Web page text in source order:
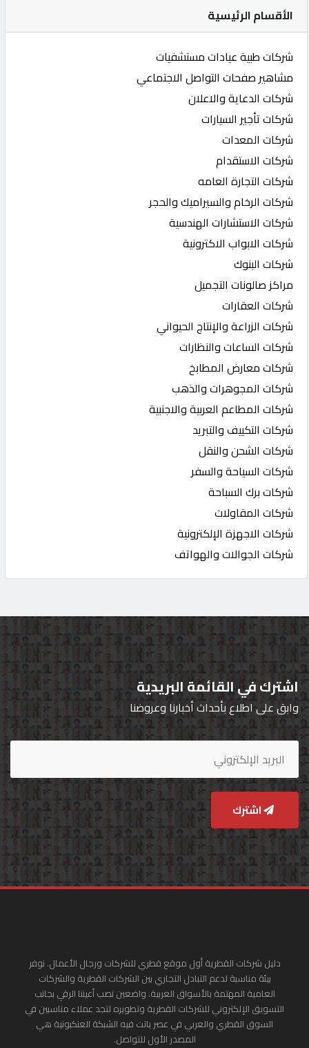
الأقسام الرئيسية
شركات طبية عيادات مستشفيات
مشاهير صفحات التواصل الاجتماعي
شركات الدعاية والاعلان
شركات تأجير السيارات
شركات المعدات
شركات الاستقدام
شركات التجارة العامه
شركات الرخام والسيراميك والحجر
شركات الاستشارات الهندسية
شركات الابواب الاكترونية
شركات البنوك
مراكز صالونات التجميل
شركات العقارات
شركات الزراعة والإنتاج الحيواني
شركات الساعات والنظارات
شركات معارض المطابخ
شركات المجوهرات والذهب
شركات المطاعم العربية والاجنبية
شركات التكييف والتبريد
شركات الشحن والنقل
شركات السياحة والسفر
شركات برك السباحة
شركات المقاولات
شركات الاجهزة الإلكترونية
شركات الجوالات والهواتف
اشترك في القائمة البريدية
وابق على اطلاع بأحداث أخبارنا وعروضنا
اشترك
دليل شركات القطرية أول موقع قطري للشركات ورجال الأعمال. نوفر
بيئة مناسبة لدعم التبادل التجاري بين الشركات القطرية والشركات
العامية المهتمة بالأسواق العربية. واضعين نصب أعيننا الرقي بجانب
التسويق الإلكتروني للشركات القطرية وتطويره لتجد عملاء مناسبين في
السوق القطري والعربي في عصر باتت فيه الشبكة العنكبونية هي
المصدر الأول للتواصل.